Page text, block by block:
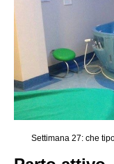
Settimana 27: che